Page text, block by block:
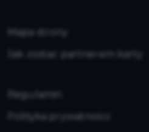
Mapa strony
Jak zostać partnerem karty
Regulamin
Polityka prywatności